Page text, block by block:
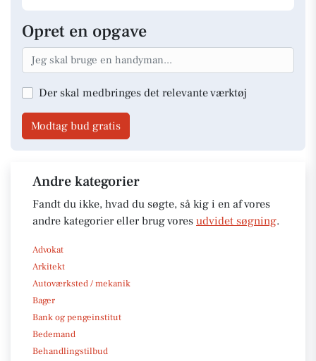
Opret en opgave
Der skal medbringes det relevante værktøj
Modtag bud gratis
Andre kategorier
Fandt du ikke, hvad du søgte, så kig i en af vores
andre kategorier eller brug vores udvidet søgning.
Advokat
Arkitekt
Autoværksted / mekanik
Bager
Bank og pengeinstitut
Bedemand
Behandlingstilbud